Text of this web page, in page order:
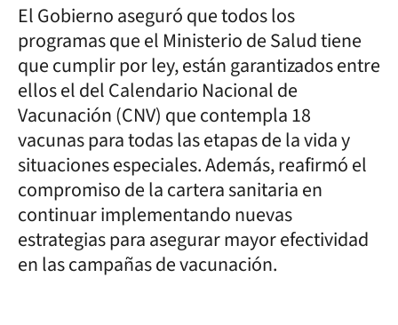
El Gobierno aseguró que todos los
programas que el Ministerio de Salud tiene
que cumplir por ley, están garantizados entre
ellos el del Calendario Nacional de
Vacunación (CNV) que contempla 18
vacunas para todas las etapas de la vida y
situaciones especiales. Además, reafirmó el
compromiso de la cartera sanitaria en
continuar implementando nuevas
estrategias para asegurar mayor efectividad
en las campañas de vacunación.